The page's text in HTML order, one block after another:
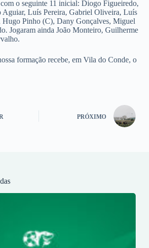
o seguinte 11 inicial: Diogo Figueiredo,
Aguiar, Luís Pereira, Gabriel Oliveira, Luís
Hugo Pinho (C), Dany Gonçalves, Miguel
Jogaram ainda João Monteiro, Guilherme
formação recebe, em Vila do Conde, o
PRÓXIMO